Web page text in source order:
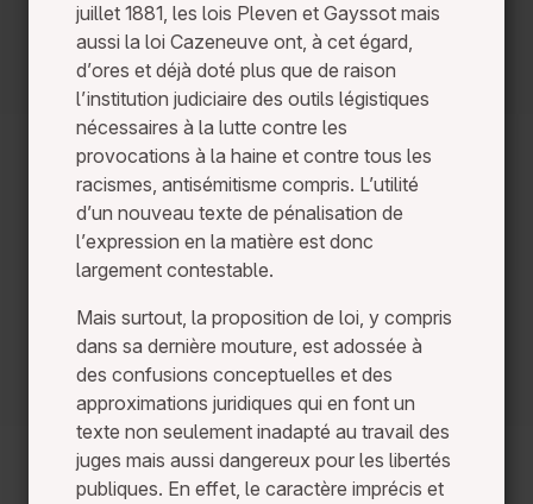
juillet 1881, les lois Pleven et Gayssot mais
aussi la loi Cazeneuve ont, à cet égard,
d’ores et déjà doté plus que de raison
l’institution judiciaire des outils légistiques
nécessaires à la lutte contre les
provocations à la haine et contre tous les
racismes, antisémitisme compris. L’utilité
d’un nouveau texte de pénalisation de
l’expression en la matière est donc
largement contestable.
Mais surtout, la proposition de loi, y compris
dans sa dernière mouture, est adossée à
des confusions conceptuelles et des
approximations juridiques qui en font un
texte non seulement inadapté au travail des
juges mais aussi dangereux pour les libertés
publiques. En effet, le caractère imprécis et